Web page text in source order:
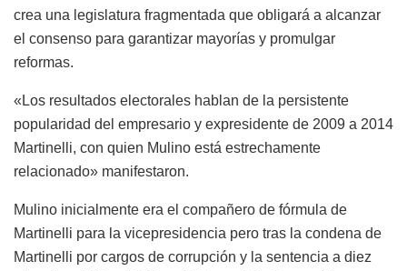
crea una legislatura fragmentada que obligará a alcanzar
el consenso para garantizar mayorías y promulgar
reformas.
«Los resultados electorales hablan de la persistente
popularidad del empresario y expresidente de 2009 a 2014
Martinelli, con quien Mulino está estrechamente
relacionado» manifestaron.
Mulino inicialmente era el compañero de fórmula de
Martinelli para la vicepresidencia pero tras la condena de
Martinelli por cargos de corrupción y la sentencia a diez